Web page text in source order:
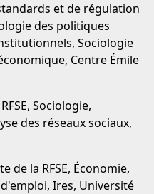
et de régulation
des politiques
Sociologie
Centre Émile
Sociologie,
des réseaux sociaux,
de la RFSE, Économie,
Ires, Université